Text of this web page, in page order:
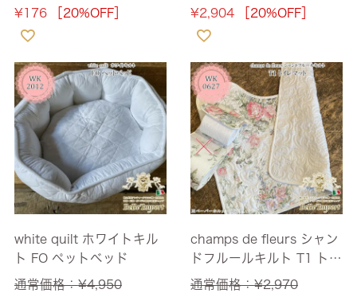
¥176 ［20%OFF］
¥2,904 ［20%OFF］
white quilt ホワイトキル
ト FO ペットベッド
通常価格：¥4,950
champs de fleurs シャン
ドフルールキルト T1 トイ
レマット
通常価格：¥2,970